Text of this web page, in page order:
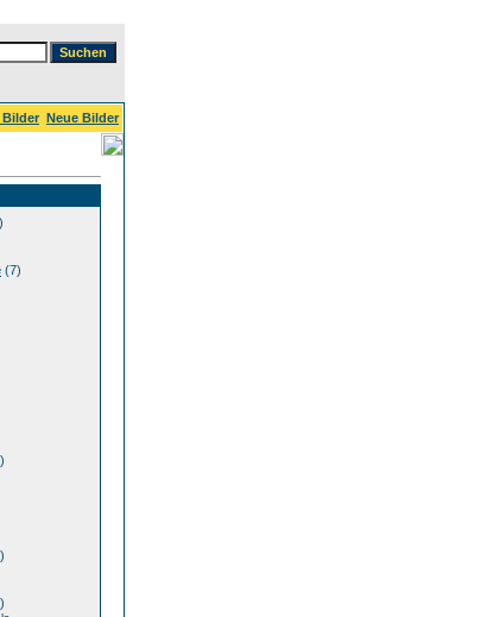
Bilder Neue Bilder
(7)